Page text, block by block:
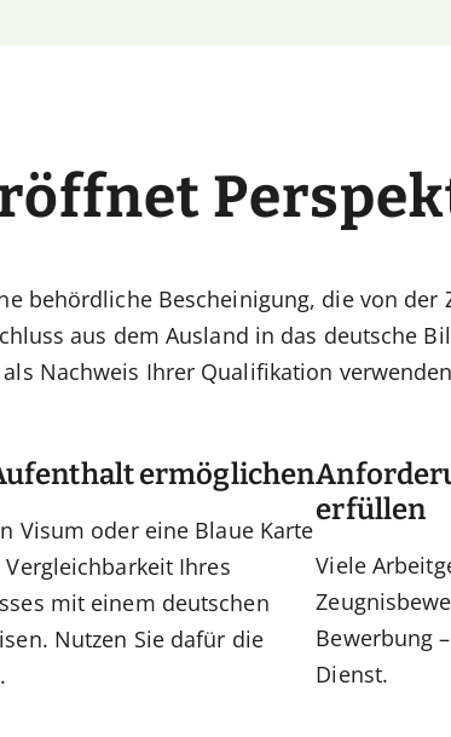
behördliche Bescheinigung, die von
aus dem Ausland in das deutsche
Nachweis Ihrer Qualifikation
ermöglichen
Visum oder eine Blaue Karte
Vergleichbarkeit Ihres
mit einem deutschen
Nutzen Sie dafür die
erfüllen
Viele
Bewerbung
Dienst.